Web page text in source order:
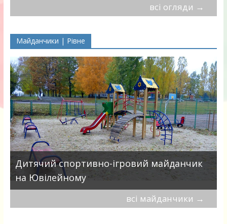
всі огляди →
Майданчики | Рівне
Дитячий спортивно-ігровий майданчик
на Ювілейному
всі майданчики →